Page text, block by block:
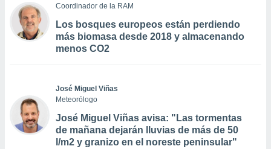
Coordinador de la RAM
Los bosques europeos están perdiendo
más biomasa desde 2018 y almacenando
menos CO2
José Miguel Viñas
Meteorólogo
José Miguel Viñas avisa: "Las tormentas
de mañana dejarán lluvias de más de 50
l/m2 y granizo en el noreste peninsular"